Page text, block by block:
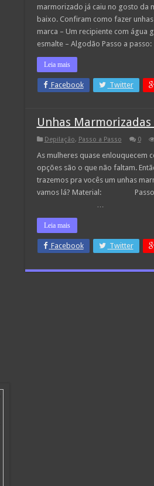
marmorizado já caiu no gosto da
baixo. Confiram como fazer
marca – Um recipiente com água
esmalte – Algodão Passo a
Leia mais
Facebook Twitter
Unhas Marmorizadas
Depilação, Passo a Passo 0
As mulheres quase enlouquecem
opções são o que não faltam.
trazemos pra vocês um unhas
vamos lá? Material: Passo a
…
Leia mais
Facebook Twitter